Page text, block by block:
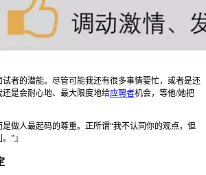
试者的潜能。尽管可能我还有很多事情要忙，或者是还
是会耐心地、最大限度地给应聘者机会，等他/她把
做人最起码的尊重。正所谓“我不认同你的观点，但
”』